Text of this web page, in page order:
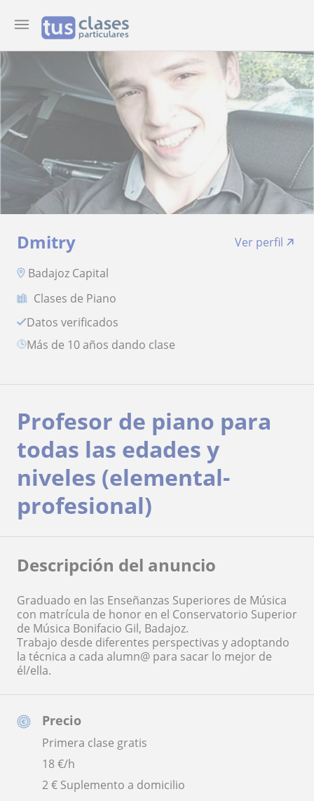
Dmitry
Ver perfil
Badajoz Capital
Clases de Piano
Datos verificados
más de 10 años dando clase
Precio
Primera clase gratis
18€/h
2 € Suplemento a domicilio
Profesor de piano para
todas las edades y
niveles (elemental-
profesional)
Descripción del anuncio
Graduado en las Enseñanzas Superiores de Música
con matrícula de honor en el Conservatorio Superior
de Música Bonifacio Gil, Badajoz.
Trabajo desde diferentes perspectivas y adoptando
la técnica a cada alumn@ para sacar lo mejor de
él/ella.